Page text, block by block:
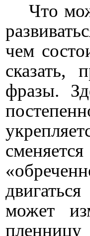
Что
чем
сказать,
фразы.
может